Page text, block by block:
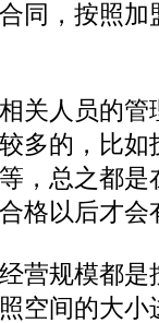
同，按照加
人员的管
多的，比如
，总之都是
格以后才会
规模都是
空间的大小